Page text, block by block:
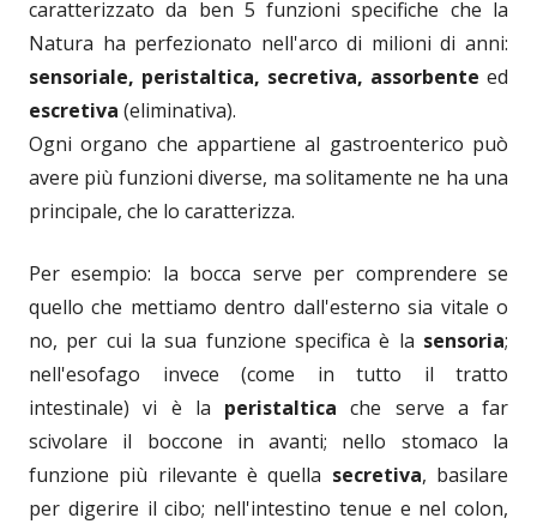
caratterizzato da ben 5 funzioni specifiche che la
Natura ha perfezionato nell'arco di milioni di anni:
sensoriale, peristaltica, secretiva, assorbente ed
escretiva (eliminativa).
Ogni organo che appartiene al gastroenterico può
avere più funzioni diverse, ma solitamente ne ha una
principale, che lo caratterizza.
Per esempio: la bocca serve per comprendere se
quello che mettiamo dentro dall'esterno sia vitale o
no, per cui la sua funzione specifica è la sensoria;
nell'esofago invece (come in tutto il tratto
intestinale) vi è la peristaltica che serve a far
scivolare il boccone in avanti; nello stomaco la
funzione più rilevante è quella secretiva, basilare
per digerire il cibo; nell'intestino tenue e nel colon,